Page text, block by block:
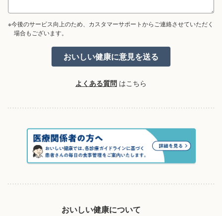
※今後のサービス向上のため、カスタマーサポートからご連絡させていただく
場合もございます。
よくある質問 はこちら
おいしい健康について